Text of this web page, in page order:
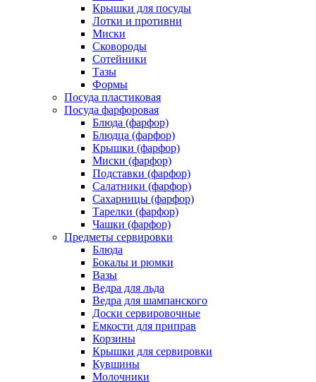
Крышки для посуды
Лотки и противни
Миски
Сковороды
Сотейники
Тазы
Формы
Посуда пластиковая
Посуда фарфоровая
Блюда (фарфор)
Блюдца (фарфор)
Крышки (фарфор)
Миски (фарфор)
Подставки (фарфор)
Салатники (фарфор)
Сахарницы (фарфор)
Тарелки (фарфор)
Чашки (фарфор)
Предметы сервировки
Блюда
Бокалы и рюмки
Вазы
Ведра для льда
Ведра для шампанского
Доски сервировочные
Емкости для приправ
Корзины
Крышки для сервировки
Кувшины
Молочники